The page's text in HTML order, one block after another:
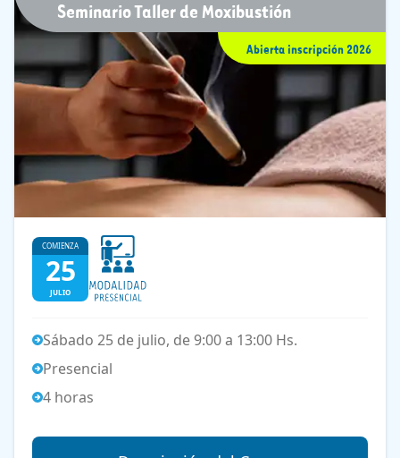
Seminario Taller de Moxibustión
Abierta inscripción 2026
COMIENZA
25
JULIO
Sábado 25 de julio, de 9:00 a 13:00 Hs.
Presencial
4 horas